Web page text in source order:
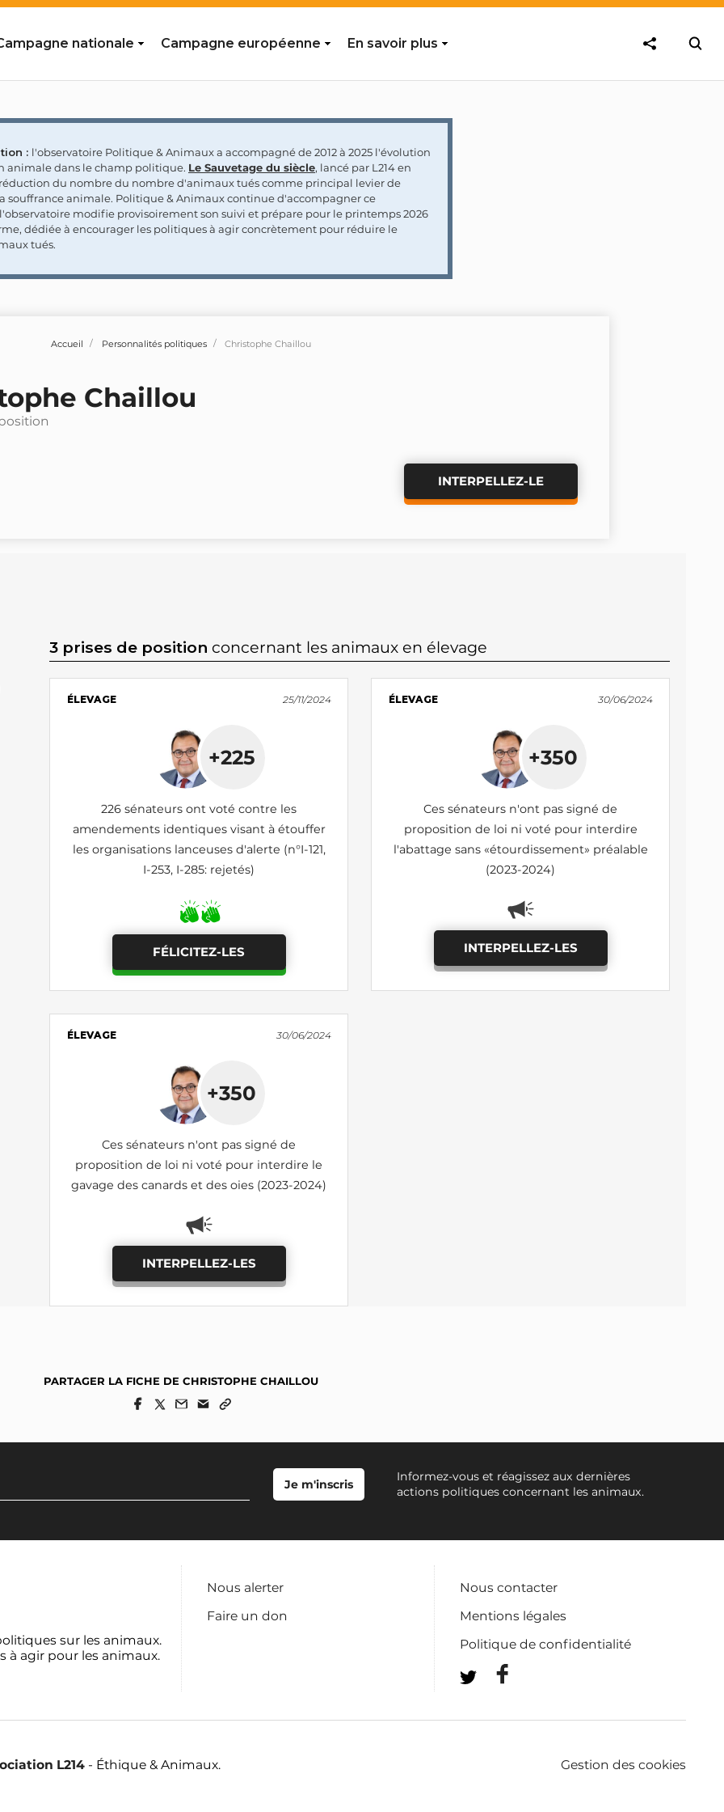
nationale Campagne européenne En savoir plus
: l'observatoire Politique & Animaux a accompagné de 2012 à 2025 l'évolution
animale dans le champ politique. Le Sauvetage du siècle, lancé par L214 en
réduction du nombre du nombre d'animaux tués comme principal levier de
souffrance animale. Politique & Animaux continue d'accompagner ce
modifie provisoirement son suivi et prépare pour le printemps 2026
dédiée à encourager les politiques à agir concrètement pour réduire le
tués.
Accueil Personnalités politiques Christophe Chaillou
Chaillou
INTERPELLEZ-LE
3 prises de position concernant les animaux en élevage
ÉLEVAGE 25/11/2024
+225
226 sénateurs ont voté contre les
amendements identiques visant à étouffer
les organisations lanceuses d'alerte (n°I-121,
I-253, I-285: rejetés)
FÉLICITEZ-LES
ÉLEVAGE 30/06/2024
+350
Ces sénateurs n'ont pas signé de
proposition de loi ni voté pour interdire
l'abattage sans «étourdissement» préalable
(2023-2024)
INTERPELLEZ-LES
ÉLEVAGE 30/06/2024
+350
Ces sénateurs n'ont pas signé de
proposition de loi ni voté pour interdire le
gavage des canards et des oies (2023-2024)
INTERPELLEZ-LES
PARTAGER LA FICHE DE CHRISTOPHE CHAILLOU
Informez-vous et réagissez aux dernières
actions politiques concernant les animaux.
sur les animaux.
à agir pour les animaux.
Nous alerter
Faire un don
Nous contacter
Mentions légales
Politique de confidentialité
L214 - Éthique & Animaux. Gestion des cookies